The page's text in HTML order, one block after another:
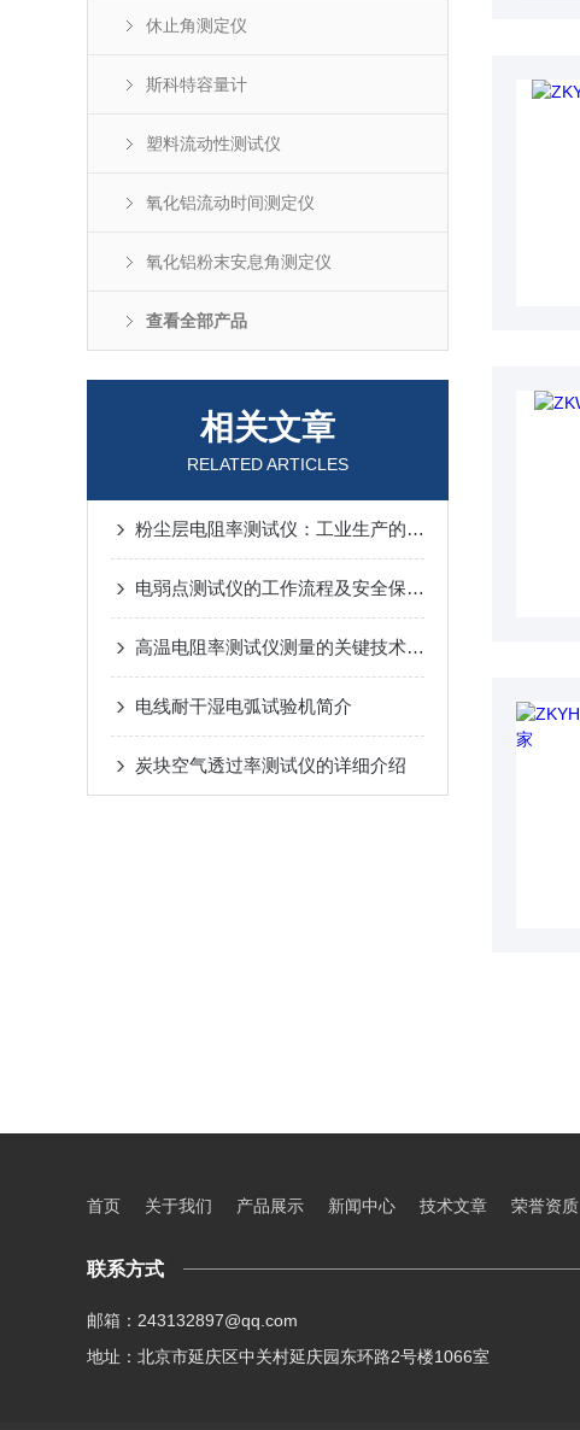
休止角测定仪
斯科特容量计
塑料流动性测试仪
氧化铝流动时间测定仪
氧化铝粉末安息角测定仪
查看全部产品
相关文章
RELATED ARTICLES
粉尘层电阻率测试仪：工业生产的重要测量工具
电弱点测试仪的工作流程及安全保护设计
高温电阻率测试仪测量的关键技术与应用
电线耐干湿电弧试验机简介
炭块空气透过率测试仪的详细介绍
首页 关于我们 产品展示 新闻中心 技术文章 荣誉资质
联系方式
邮箱：243132897@qq.com
地址：北京市延庆区中关村延庆园东环路2号楼1066室